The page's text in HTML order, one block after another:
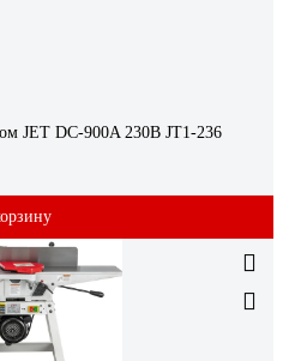
JET DC-900A 230В JT1-236